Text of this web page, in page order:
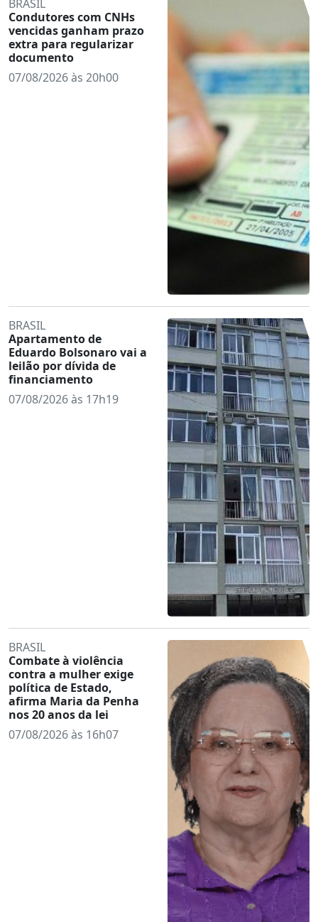
BRASIL
Condutores com CNHs
vencidas ganham prazo
extra para regularizar
documento
07/08/2026 às 20h00
BRASIL
Apartamento de
Eduardo Bolsonaro vai a
leilão por dívida de
financiamento
07/08/2026 às 17h19
BRASIL
Combate à violência
contra a mulher exige
política de Estado,
afirma Maria da Penha
nos 20 anos da lei
07/08/2026 às 16h07